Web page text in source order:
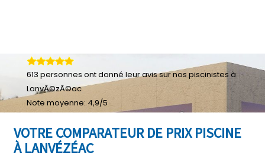
VOTRE COMPARATEUR DE PRIX PISCINE
À LANVÉZÉAC
613 personnes ont donné leuravis sur nos piscinistes à
LanvÃ©zÃ©ac
Note moyenne: 4,9/5